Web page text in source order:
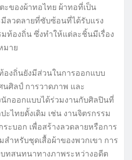
ะของผ้าทอไทย ผ้าทอที่เป็น
ลวดลายที่ซับซ้อนที่ได้รับแรง
ท้องถิ่น ซึ่งทำให้แต่ละชิ้นมีเรื่อง
มาย
งถิ่นยังมีส่วนในการออกแบบ
ศิลป์ การวาดภาพ และ
กออกแบบได้ร่วมงานกับศิลปินที่
ไทยดั้งเดิม เช่น งานจิตรกรรม
ะบอก เพื่อสร้างลวดลายหรือการ
ำหรับชุดเสื้อผ้าของพวกเขา การ
ทสนทนาทางภาพระหว่างอดีต